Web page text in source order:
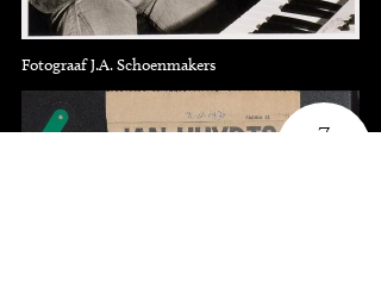
Fotograaf J.A. Schoenmakers
7